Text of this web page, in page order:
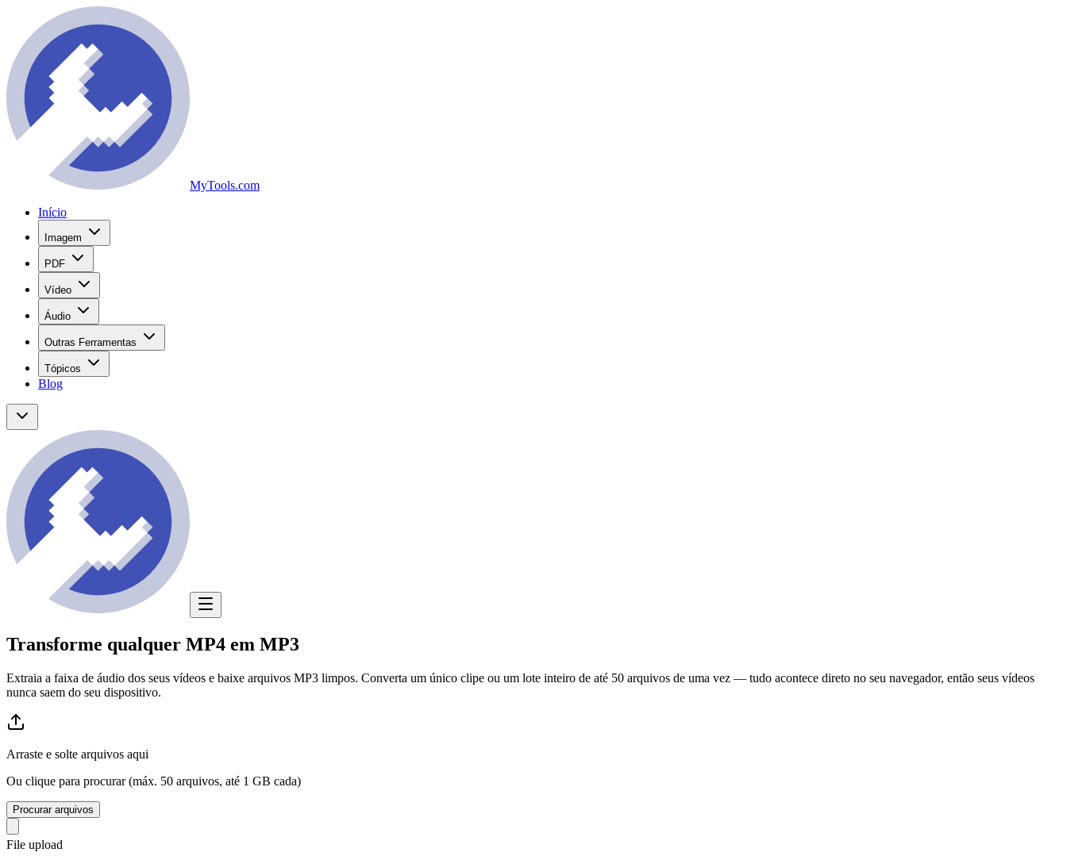
MyTools.com
Início
Imagem
PDF
Vídeo
Áudio
Outras Ferramentas
Tópicos
Blog
Transforme qualquer MP4 em MP3
Extraia a faixa de áudio dos seus vídeos e baixe arquivos MP3 limpos. Converta um único clipe ou um lote inteiro de até 50 arquivos de uma vez — tudo acontece direto no seu navegador, então seus vídeos
nunca saem do seu dispositivo.
Arraste e solte arquivos aqui
Ou clique para procurar (máx. 50 arquivos, até 1 GB cada)
Procurar arquivos
File upload